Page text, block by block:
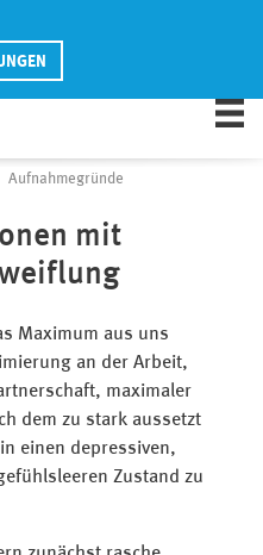
Aufnahmegründe
mit
Maximum aus uns
an der Arbeit,
maximaler
dem zu stark aussetzt
einen depressiven,
Zustand zu